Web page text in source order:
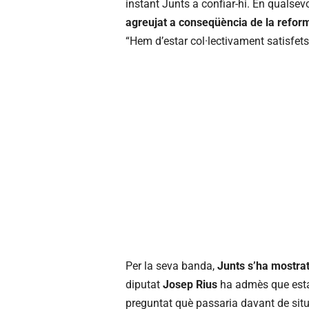
instant Junts a confiar-hi. En
agreujat a conseqüència de la
“Hem d’estar col·lectivament
Per la seva banda, Junts s’ha
diputat Josep Rius ha admès que
preguntat què passaria davant de